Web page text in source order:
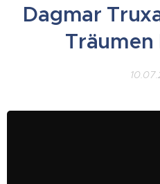
Dagmar
Träumen